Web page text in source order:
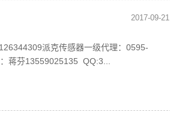
2017-09-21
派克传感器一级代理：0595-
蒋芬13559025135 QQ:3...